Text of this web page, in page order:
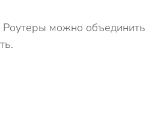
можно объединить